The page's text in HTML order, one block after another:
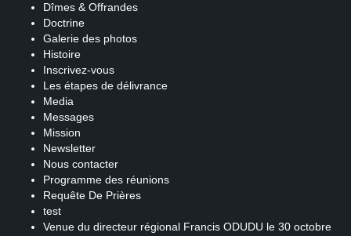
Dîmes & Offrandes
Doctrine
Galerie des photos
Histoire
Inscrivez-vous
Les étapes de délivrance
Media
Messages
Mission
Newsletter
Nous contacter
Programme des réunions
Requête De Prières
test
Venue du directeur régional Francis ODUDU le 30 octobre